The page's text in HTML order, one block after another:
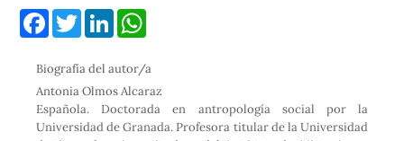
F
b
o
k
T
w
t
e
L
e
d
I
n
W
s
A
p
p
Biografía del autor/a
Antonia Olmos Alcaraz
Española. Doctorada en antropología social por la
Universidad de Granada. Profesora titular de la Universidad